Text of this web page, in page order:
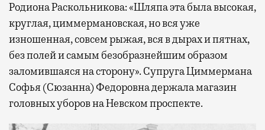
Родиона Раскольникова: «Шляпа эта была высокая,
круглая, циммермановская, но вся уже
изношенная, совсем рыжая, вся в дырах и пятнах,
без полей и самым безобразнейшим образом
заломившаяся на сторону». Супруга Циммермана
Софья (Сюзанна) Федоровна держала магазин
головных уборов на Невском проспекте.